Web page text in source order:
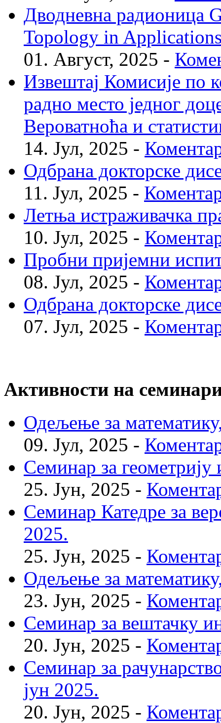
Дводневна радионица
Topology in
01. Август, 2025 -
Извештај Комисије по
радно место једног
Вероватноћа и
14. Јул, 2025 -
Одбрана докторске
11. Јул, 2025 -
Летња истраживачка
10. Јул, 2025 -
Пробни пријемни
08. Јул, 2025 -
Одбрана докторске
07. Јул, 2025 -
Активности на
Одељење за
09. Јул, 2025 -
Семинар за
25. Јун, 2025 -
Семинар Катедре за
2025.
25. Јун, 2025 -
Одељење за
23. Јун, 2025 -
Семинар за вештачку
20. Јун, 2025 -
Семинар за
јун 2025.
20. Јун, 2025 -